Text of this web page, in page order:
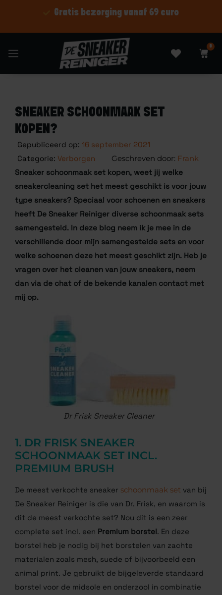
Shop nu betaal later
0
SNEAKER SCHOONMAAK SET
KOPEN?
Gepubliceerd op: 16 september 2021
Categorie: Verborgen
Frank
Sneaker schoonmaak set kopen, weet jij welke
sneakercleaning set het meest geschikt is voor jouw
type sneakers? Speciaal voor schoenen en sneakers
heeft De Sneaker Reiniger diverse schoonmaak sets
samengesteld. In deze blog neem ik je mee in de
verschillende door mijn samengestelde sets en voor
welke schoenen deze het meest geschikt zijn. Heb je
vragen over het cleanen van jouw sneakers, neem
dan via de chat of de bekende kanalen contact met
mij op.
Dr Frisk Sneaker Cleaner
1. DR FRISK SNEAKER
SCHOONMAAK SET INCL.
PREMIUM BRUSH
De meest verkochte sneaker schoonmaak set van bij
De Sneaker Reiniger is die van Dr. Frisk, en waarom is
dit de meest verkochte set? Nou dit is een zeer
complete set incl. een Premium borstel. En deze
borstel heb je nodig bij het borstelen van zachte
materialen zoals mesh, suede of bijvoorbeeld een
animal print. Je gebruikt de bijgeleverde standaard
borstel voor de midsole en onderzool in combinatie